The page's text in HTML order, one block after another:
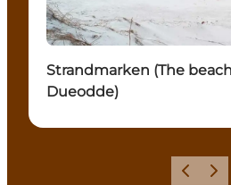
Strandmarken (The
Dueodde)
Précédent